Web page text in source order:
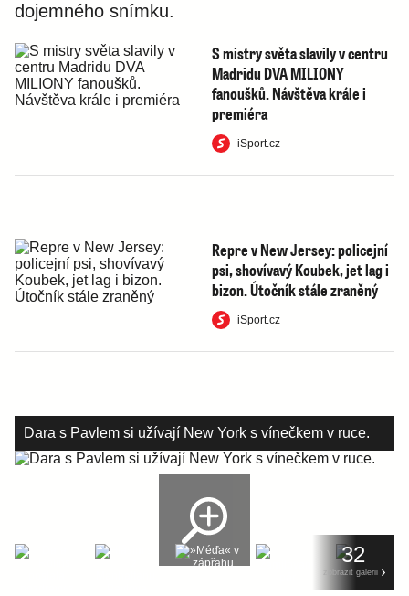
dojemného snímku.
S mistry světa slavily v centru
Madridu DVA MILIONY
fanoušků. Návštěva krále i
premiéra
iSport.cz
Repre v New Jersey: policejní
psi, shovívavý Koubek, jet lag i
bizon. Útočník stále zraněný
iSport.cz
Dara s Pavlem si užívají New York s vínečkem v ruce.
32
zobrazit galerii